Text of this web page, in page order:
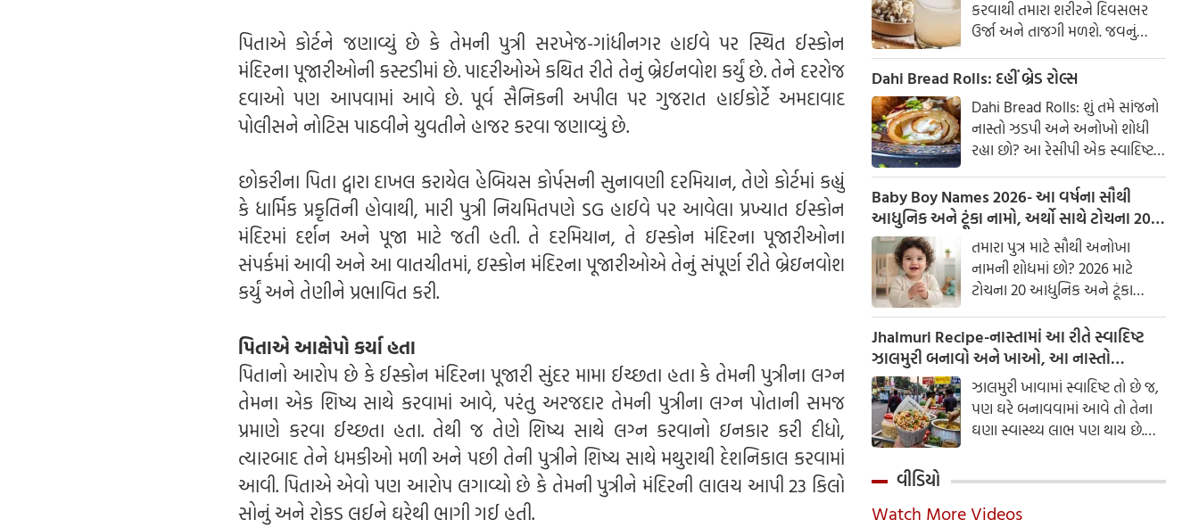
પિતાએ કોર્ટને જણાવ્યું છે કે તેમની પુત્રી સરખેજ-ગાંધીનગર હાઈવે પર સ્થિત ઈસ્કોન
મંદિરના પૂજારીઓની કસ્ટડીમાં છે. પાદરીઓએ કથિત રીતે તેનું બ્રેઈનવોશ કર્યું છે. તેને દરરોજ
દવાઓ પણ આપવામાં આવે છે. પૂર્વ સૈનિકની અપીલ પર ગુજરાત હાઈકોર્ટે અમદાવાદ
પોલીસને નોટિસ પાઠવીને યુવતીને હાજર કરવા જણાવ્યું છે.
છોકરીના પિતા દ્વારા દાખલ કરાયેલ હેબિયસ કોર્પસની સુનાવણી દરમિયાન, તેણે કોર્ટમાં કહ્યું
કે ધાર્મિક પ્રકૃતિની હોવાથી, મારી પુત્રી નિયમિતપણે SG હાઈવે પર આવેલા પ્રખ્યાત ઈસ્કોન
મંદિરમાં દર્શન અને પૂજા માટે જતી હતી. તે દરમિયાન, તે ઇસ્કોન મંદિરના પૂજારીઓના
સંપર્કમાં આવી અને આ વાતચીતમાં, ઇસ્કોન મંદિરના પૂજારીઓએ તેનું સંપૂર્ણ રીતે બ્રેઇનવોશ
કર્યું અને તેણીને પ્રભાવિત કરી.
પિતાએ આક્ષેપો કર્યા હતા
પિતાનો આરોપ છે કે ઈસ્કોન મંદિરના પૂજારી સુંદર મામા ઈચ્છતા હતા કે તેમની પુત્રીના લગ્ન
તેમના એક શિષ્ય સાથે કરવામાં આવે, પરંતુ અરજદાર તેમની પુત્રીના લગ્ન પોતાની સમજ
પ્રમાણે કરવા ઈચ્છતા હતા. તેથી જ તેણે શિષ્ય સાથે લગ્ન કરવાનો ઇનકાર કરી દીધો,
ત્યારબાદ તેને ધમકીઓ મળી અને પછી તેની પુત્રીને શિષ્ય સાથે મથુરાથી દેશનિકાલ કરવામાં
આવી. પિતાએ એવો પણ આરોપ લગાવ્યો છે કે તેમની પુત્રીને મંદિરની લાલચ આપી 23 કિલો
સોનું અને રોકડ લઈને ઘરેથી ભાગી ગઈ હતી.
કરવાથી તમારા શરીરને દિવસભર
ઉર્જા અને તાજગી મળશે. જવનું
પાણી એક ઉત્તમ ઘરેલું ઉપાય
માનવામાં આવે છે, જે ખાસ કરીને
ઉનાળામાં ઠંડક આપે છે
Dahi Bread Rolls: દહીં બ્રેડ રોલ્સ
Dahi Bread Rolls: શું તમે સાંજનો
નાસ્તો ઝડપી અને અનોખો શોધી
રહ્યા છો? આ રેસીપી એક સ્વાદિષ્ટ
વિકલ્પ આપે છે જે બહારથી ક્રિસ્પી
અને અંદરથી અતિ નરમ છે. મસાલા
અને ક્રીમી ટેક્સચરનું સંપૂર્ણ મિશ્રણ
તેને બધી ઉંમરના લોકોમાં પ્રિય
બનાવે છે.
Baby Boy Names 2026- આ વર્ષના સૌથી
આધુનિક અને ટૂંકા નામો, અર્થો સાથે ટોચના 20
નામોની યાદી જુઓ.તમારા પુત્ર માટે સૌથી અનોખા
નામની શોધમાં છો? 2026 માટે
ટોચના 20 આધુનિક અને ટૂંકા
બાળક છોકરાના નામોની યાદી
તપાસો, અર્થો સાથે, જે તમારા
બાળકને એક સુંદર ઓળખ આપશે.
Jhalmuri Recipe-નાસ્તામાં આ રીતે સ્વાદિષ્ટ
ઝાલમુરી બનાવો અને ખાઓ, આ નાસ્તો
મસાલેદાર અને સ્વાદિષ્ટ છે.ઝાલમુરી ખાવામાં સ્વાદિષ્ટ તો છે જ,
પણ ઘરે બનાવવામાં આવે તો તેના
ઘણા સ્વાસ્થ્ય લાભ પણ થાય છે.
વીડિયો
Watch More Videos